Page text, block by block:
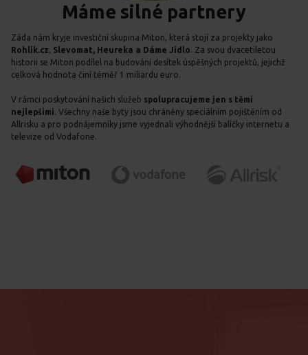
Máme silné partnery
Záda nám kryje investiční skupina Miton, která stojí za projekty jako
Rohlík.cz, Slevomat, Heureka a Dáme Jídlo. Za svou dvacetiletou
historii se Miton podílel na budování desítek úspěšných projektů, jejichž
celková hodnota činí téměř 1 miliardu euro.
V rámci poskytování našich služeb spolupracujeme jen s těmi
nejlepšími. Všechny naše byty jsou chráněny speciálním pojištěním od
Allrisku a pro podnájemníky jsme vyjednali výhodnější balíčky internetu a
televize od Vodafone.